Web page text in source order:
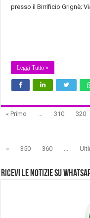
presso il Birrificio Grignè;
Leggi Tutto »
« Primo 310 320
»
350 360
Ricevi le notizie su